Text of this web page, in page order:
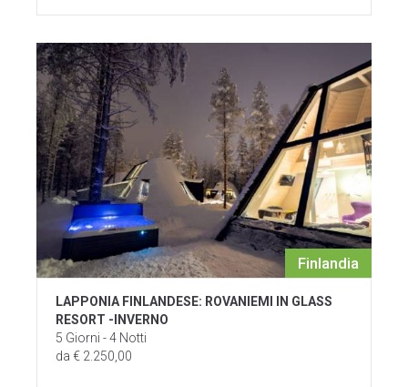
Finlandia
LAPPONIA FINLANDESE: ROVANIEMI IN GLASS
RESORT -INVERNO
5 Giorni - 4 Notti
da € 2.250,00